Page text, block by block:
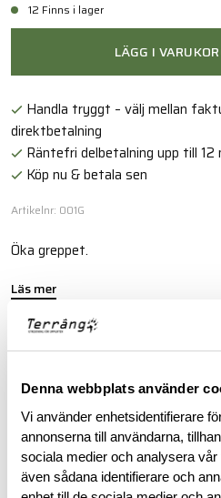
Denna webbplats använder
Vi använder enhetsidentifierare
annonserna till användarna,
sociala medier och analysera
även sådana identifierare och
12 Finns i lager
LÄGG I
Handla tryggt – välj mellan
direktbetalning
Räntefri delbetalning upp till 12
Köp nu & betala sen
Artikelnr: 001G
Öka greppet.
Läs mer
RECENSIONER
OM VARUMÄRKET